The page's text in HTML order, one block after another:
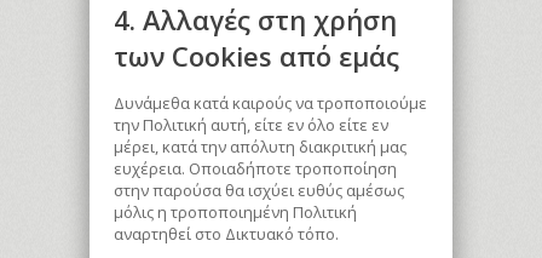
4. Αλλαγές στη χρήση
των Cookies από εμάς
Δυνάμεθα κατά καιρούς να τροποποιούμε
την Πολιτική αυτή, είτε εν όλο είτε εν
μέρει, κατά την απόλυτη διακριτική μας
ευχέρεια. Οποιαδήποτε τροποποίηση
στην παρούσα θα ισχύει ευθύς αμέσως
μόλις η τροποποιημένη Πολιτική
αναρτηθεί στο Δικτυακό τόπο.